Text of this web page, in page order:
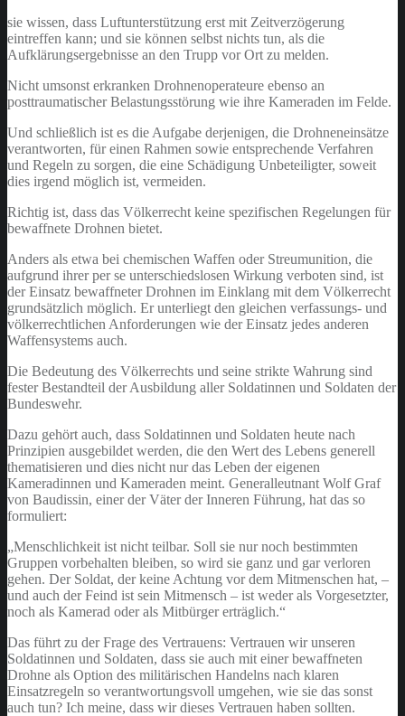
sie wissen, dass Luftunterstützung erst mit Zeitverzögerung
eintreffen kann; und sie können selbst nichts tun, als die
Aufklärungsergebnisse an den Trupp vor Ort zu melden.
Nicht umsonst erkranken Drohnenoperateure ebenso an
posttraumatischer Belastungsstörung wie ihre Kameraden im Felde.
Und schließlich ist es die Aufgabe derjenigen, die Drohneneinsätze
verantworten, für einen Rahmen sowie entsprechende Verfahren
und Regeln zu sorgen, die eine Schädigung Unbeteiligter, soweit
dies irgend möglich ist, vermeiden.
Richtig ist, dass das Völkerrecht keine spezifischen Regelungen für
bewaffnete Drohnen bietet.
Anders als etwa bei chemischen Waffen oder Streumunition, die
aufgrund ihrer per se unterschiedslosen Wirkung verboten sind, ist
der Einsatz bewaffneter Drohnen im Einklang mit dem Völkerrecht
grundsätzlich möglich. Er unterliegt den gleichen verfassungs- und
völkerrechtlichen Anforderungen wie der Einsatz jedes anderen
Waffensystems auch.
Die Bedeutung des Völkerrechts und seine strikte Wahrung sind
fester Bestandteil der Ausbildung aller Soldatinnen und Soldaten der
Bundeswehr.
Dazu gehört auch, dass Soldatinnen und Soldaten heute nach
Prinzipien ausgebildet werden, die den Wert des Lebens generell
thematisieren und dies nicht nur das Leben der eigenen
Kameradinnen und Kameraden meint. Generalleutnant Wolf Graf
von Baudissin, einer der Väter der Inneren Führung, hat das so
formuliert:
„Menschlichkeit ist nicht teilbar. Soll sie nur noch bestimmten
Gruppen vorbehalten bleiben, so wird sie ganz und gar verloren
gehen. Der Soldat, der keine Achtung vor dem Mitmenschen hat, –
und auch der Feind ist sein Mitmensch – ist weder als Vorgesetzter,
noch als Kamerad oder als Mitbürger erträglich.“
Das führt zu der Frage des Vertrauens: Vertrauen wir unseren
Soldatinnen und Soldaten, dass sie auch mit einer bewaffneten
Drohne als Option des militärischen Handelns nach klaren
Einsatzregeln so verantwortungsvoll umgehen, wie sie das sonst
auch tun? Ich meine, dass wir dieses Vertrauen haben sollten.